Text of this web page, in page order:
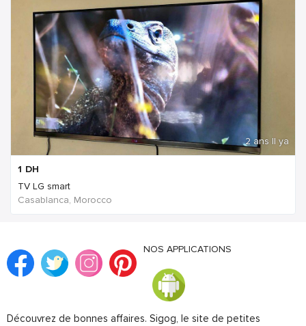
2 ans Il ya
1 DH
TV LG smart
Casablanca, Morocco
NOS APPLICATIONS
Découvrez de bonnes affaires. Sigog, le site de petites